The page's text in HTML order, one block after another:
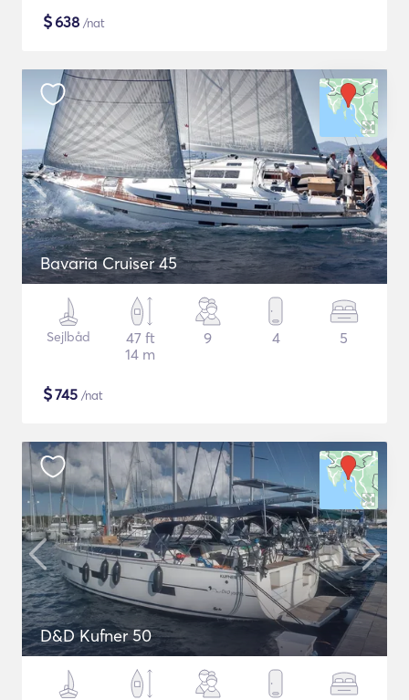
$638 /nat
Bavaria Cruiser 45
Sejlbåd
47 ft
14 m
9 4 5
$745 /nat
D&D Kufner 50